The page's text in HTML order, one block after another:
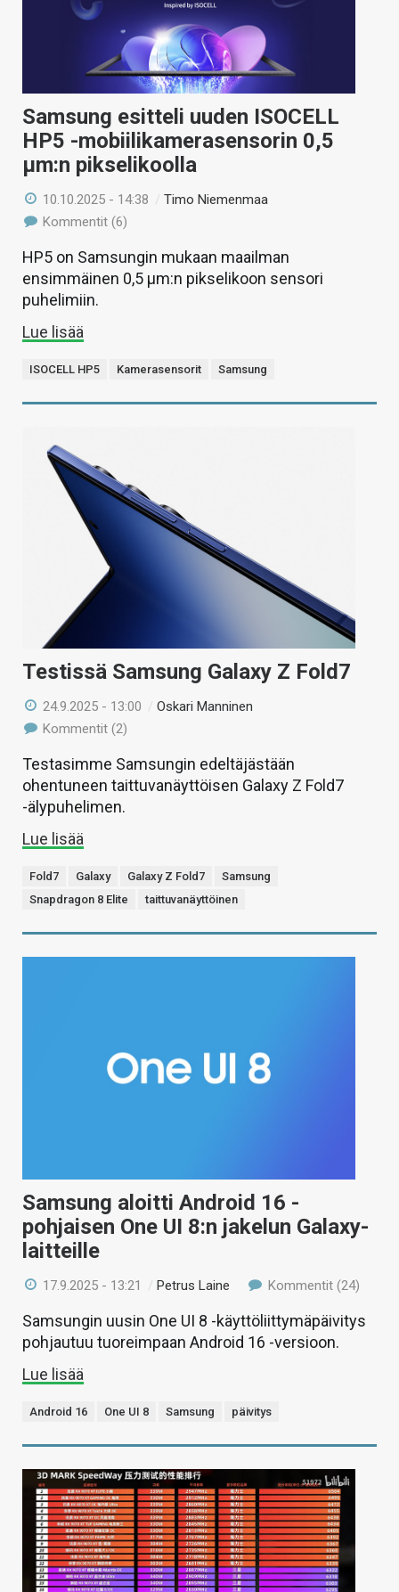
Samsung esitteli uuden ISOCELL
HP5 -mobiilikamerasensorin 0,5
µm:n pikselikoolla
10.10.2025 - 14:38 /Timo Niemenmaa
Kommentit (6)
HP5 on Samsungin mukaan maailman
ensimmäinen 0,5 µm:n pikselikoon sensori
puhelimiin.
Lue lisää
ISOCELL HP5 Kamerasensorit Samsung
Testissä Samsung Galaxy Z Fold7
24.9.2025 - 13:00 /Oskari Manninen
Kommentit (2)
Testasimme Samsungin edeltäjästään
ohentuneen taittuvanäyttöisen Galaxy Z Fold7
-älypuhelimen.
Lue lisää
Fold7 Galaxy Galaxy Z Fold7
Samsung
Snapdragon 8 Elite
taittuvanäyttöinen
Samsung aloitti Android 16 -
pohjaisen One UI 8:n jakelun Galaxy-
laitteille
17.9.2025 - 13:21 /Petrus Laine Kommentit (24)
Samsungin uusin One UI 8 -käyttöliittymäpäivitys
pohjautuu tuoreimpaan Android 16 -versioon.
Lue lisää
Android 16 One UI 8 Samsung päivitys